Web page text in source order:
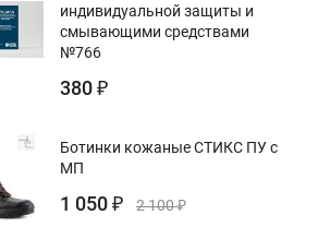
индивидуальной защиты и
смывающими средствами
№766
380 ₽
Ботинки кожаные СТИКС ПУ с
МП
1 050 ₽ 2 100₽